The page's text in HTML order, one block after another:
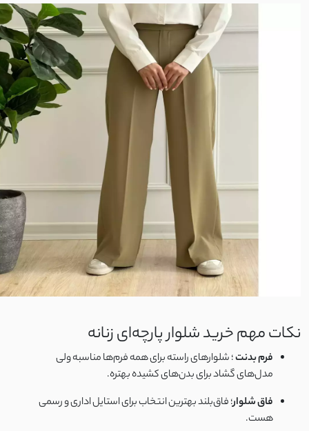
نخ بامبو
پارچه کوبایی
میکروفایبر
کشی آستردار
پنبه دورس ظریف
گلکسی نخ
کرپ نخ
خامه دوزی کوبایی
کتان ظریف تابستانی
نکات مهم خرید شلوار پارچه‌ای زنانه
فرم بدنت؛ شلوارهای راسته برای همه فرم‌ها مناسبه ولی
مدل‌های گشاد برای بدن‌های کشیده بهتره.
فاق شلوار؛ فاق‌بلند بهترین انتخاب برای استایل اداری و رسمی
هست.